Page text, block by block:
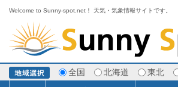
Welcome to Sunny-spot.net！ 天気・気象情報サイトです。
全国 北海道 東北